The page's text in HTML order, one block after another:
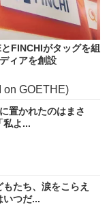
FINCHIがタッグを組
ィアを創設
on GOETHE)
置かれたのはまさ
よ...
たち、涙をこらえ
つだ...